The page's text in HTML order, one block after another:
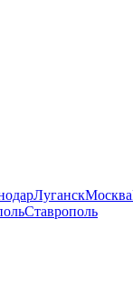
ЛуганскМосква
Ставрополь